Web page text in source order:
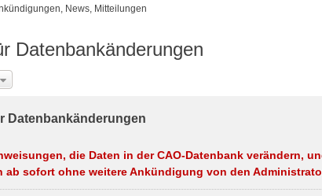
News, Mitteilungen
Datenbankänderungen
Datenbankänderungen
die Daten in der CAO-Datenbank verändern,
ab sofort ohne weitere Ankündigung von den